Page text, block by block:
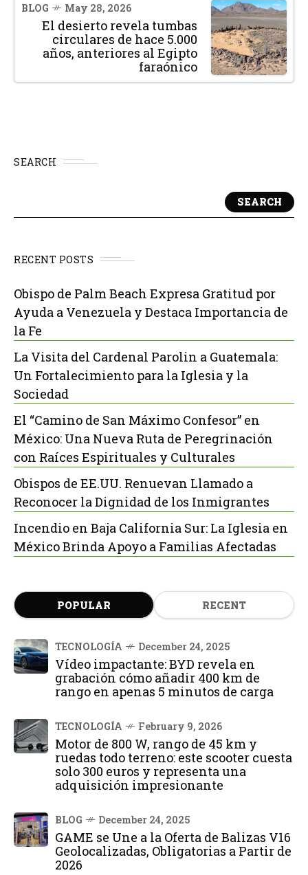
BLOG May 28, 2026
El desierto revela tumbas
circulares de hace 5.000
años, anteriores al Egipto
faraónico
SEARCH
SEARCH
RECENT POSTS
Obispo de Palm Beach Expresa Gratitud por
Ayuda a Venezuela y Destaca Importancia de
la Fe
La Visita del Cardenal Parolin a Guatemala:
Un Fortalecimiento para la Iglesia y la
Sociedad
El “Camino de San Máximo Confesor” en
México: Una Nueva Ruta de Peregrinación
con Raíces Espirituales y Culturales
Obispos de EE.UU. Renuevan Llamado a
Reconocer la Dignidad de los Inmigrantes
Incendio en Baja California Sur: La Iglesia en
México Brinda Apoyo a Familias Afectadas
POPULAR RECENT
TECNOLOGÍA December 24, 2025
Vídeo impactante: BYD revela en
grabación cómo añadir 400 km de
rango en apenas 5 minutos de carga
TECNOLOGÍA February 9, 2026
Motor de 800 W, rango de 45 km y
ruedas todo terreno: este scooter cuesta
solo 300 euros y representa una
adquisición impresionante
BLOG December 24, 2025
GAME se Une a la Oferta de Balizas V16
Geolocalizadas, Obligatorias a Partir de
2026